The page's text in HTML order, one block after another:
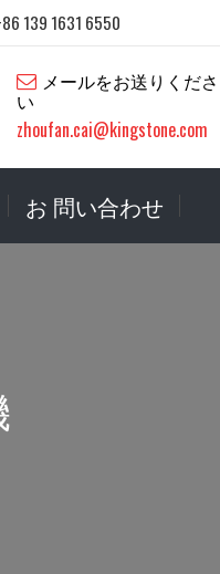
139 1631 6550
メールをお送りくださ
い
zhoufan.cai@kingstone.com
お 問い合わせ